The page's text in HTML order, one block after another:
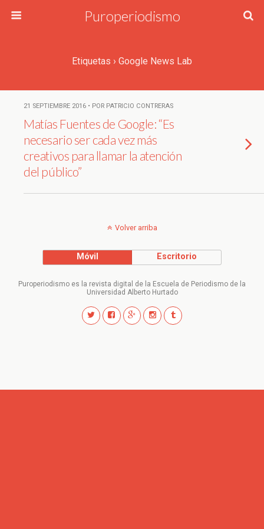
Puroperiodismo
Etiquetas › Google News Lab
21 SEPTIEMBRE 2016 • POR PATRICIO CONTRERAS
Matías Fuentes de Google: “Es
necesario ser cada vez más
creativos para llamar la atención
del público”
Volver arriba
Móvil Escritorio
Puroperiodismo es la revista digital de la Escuela de Periodismo de la
Universidad Alberto Hurtado